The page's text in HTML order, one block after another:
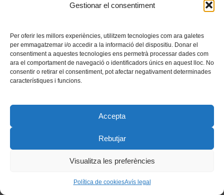
Gestionar el consentiment
Per oferir les millors experiències, utilitzem tecnologies com ara galetes
per emmagatzemar i/o accedir a la informació del dispositiu. Donar el
consentiment a aquestes tecnologies ens permetrà processar dades com
ara el comportament de navegació o identificadors únics en aquest lloc. No
consentir o retirar el consentiment, pot afectar negativament determinades
característiques i funcions.
Accepta
Rebutjar
Visualitza les preferències
Política de cookiesAvís legal